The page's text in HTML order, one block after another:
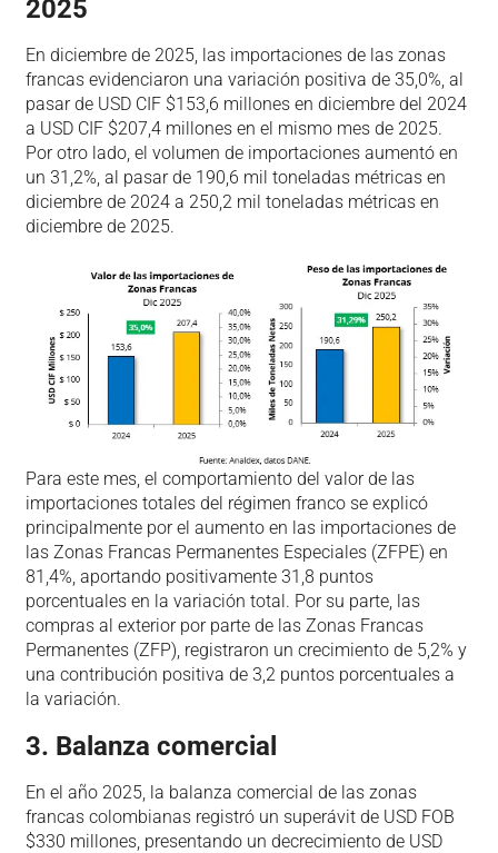
2025
En diciembre de 2025, las importaciones de las zonas
francas evidenciaron una variación positiva de 35,0%, al
pasar de USD CIF $153,6 millones en diciembre del 2024
a USD CIF $207,4 millones en el mismo mes de 2025.
Por otro lado, el volumen de importaciones aumentó en
un 31,2%, al pasar de 190,6 mil toneladas métricas en
diciembre de 2024 a 250,2 mil toneladas métricas en
diciembre de 2025.
Para este mes, el comportamiento del valor de las
importaciones totales del régimen franco se explicó
principalmente por el aumento en las importaciones de
las Zonas Francas Permanentes Especiales (ZFPE) en
81,4%, aportando positivamente 31,8 puntos
porcentuales en la variación total. Por su parte, las
compras al exterior por parte de las Zonas Francas
Permanentes (ZFP), registraron un crecimiento de 5,2% y
una contribución positiva de 3,2 puntos porcentuales a
la variación.
3. Balanza comercial
En el año 2025, la balanza comercial de las zonas
francas colombianas registró un superávit de USD FOB
$330 millones, presentando un decrecimiento de USD